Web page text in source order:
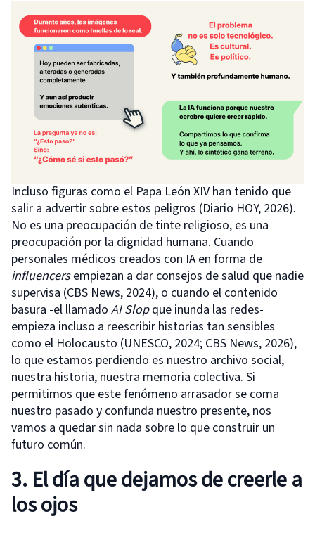
Incluso figuras como el Papa León XIV han tenido que
salir a advertir sobre estos peligros (Diario HOY, 2026).
No es una preocupación de tinte religioso, es una
preocupación por la dignidad humana. Cuando
personales médicos creados con IA en forma de
influencersempiezan a dar consejos de salud que nadie
supervisa (CBS News, 2024), o cuando el contenido
basura -el llamado AI Slopque inunda las redes-
empieza incluso a reescribir historias tan sensibles
como el Holocausto (UNESCO, 2024; CBS News, 2026),
lo que estamos perdiendo es nuestro archivo social,
nuestra historia, nuestra memoria colectiva. Si
permitimos que este fenómeno arrasador se coma
nuestro pasado y confunda nuestro presente, nos
vamos a quedar sin nada sobre lo que construir un
futuro común.
3. El día que dejamos de creerle a
los ojos